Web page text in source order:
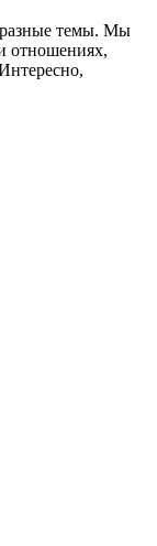
темы. Мы
отношениях,